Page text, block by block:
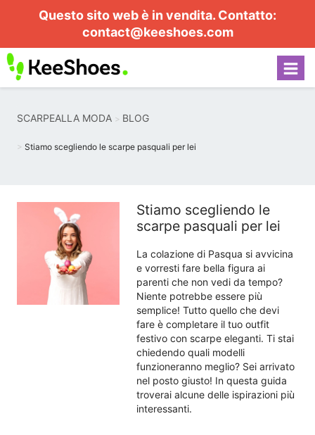
Questo sito web è in vendita. Contatto:
contact@keeshoes.com
SCARPEALLA MODA BLOG
Stiamo scegliendo le scarpe pasquali per lei
Stiamo scegliendo le
scarpe pasquali per lei
La colazione di Pasqua si avvicina
e vorresti fare bella figura ai
parenti che non vedi da tempo?
Niente potrebbe essere più
semplice! Tutto quello che devi
fare è completare il tuo outfit
festivo con scarpe eleganti. Ti stai
chiedendo quali modelli
funzioneranno meglio? Sei arrivato
nel posto giusto! In questa guida
troverai alcune delle ispirazioni più
interessanti.